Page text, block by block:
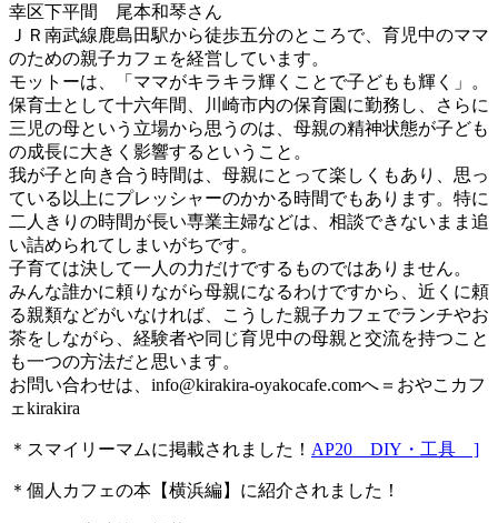
幸区下平間 尾本和琴さん
ＪＲ南武線鹿島田駅から徒歩五分のところで、育児中のママ
のための親子カフェを経営しています。
モットーは、「ママがキラキラ輝くことで子どもも輝く」。
保育士として十六年間、川崎市内の保育園に勤務し、さらに
三児の母という立場から思うのは、母親の精神状態が子ども
の成長に大きく影響するということ。
我が子と向き合う時間は、母親にとって楽しくもあり、思っ
ている以上にプレッシャーのかかる時間でもあります。特に
二人きりの時間が長い専業主婦などは、相談できないまま追
い詰められてしまいがちです。
子育ては決して一人の力だけでするものではありません。
みんな誰かに頼りながら母親になるわけですから、近くに頼
る親類などがいなければ、こうした親子カフェでランチやお
茶をしながら、経験者や同じ育児中の母親と交流を持つこと
も一つの方法だと思います。
お問い合わせは、 info@kirakira-oyakocafe.comへ＝おやこカフ
ェkirakira
＊スマイリーマムに掲載されました！ AP20 DIY・工具 ]
＊個人カフェの本【横浜編】に紹介されました！